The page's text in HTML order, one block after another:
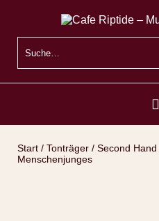
Start / Tonträger / Second Hand
Menschenjunges